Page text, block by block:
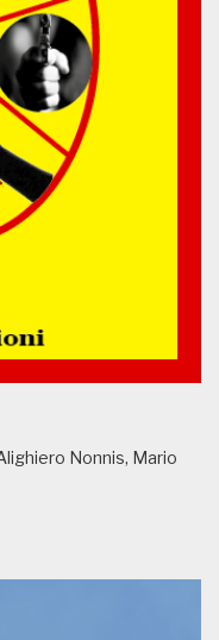
Nonnis, Mario